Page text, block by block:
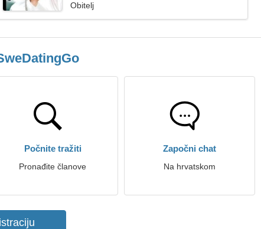
Obitelj
Počnite tražiti
Pronađite članove
Započni chat
Na hrvatskom